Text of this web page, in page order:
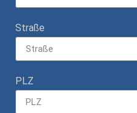
Straße
PLZ